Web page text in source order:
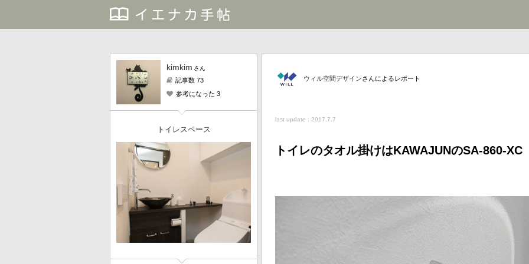
kimkim さん
記事数 73
参考になった 3
トイレスペース
ウィル空間デザインさんによるレポート
last update : 2017.7.7
トイレのタオル掛けはKAWAJUNのSA-860-XC